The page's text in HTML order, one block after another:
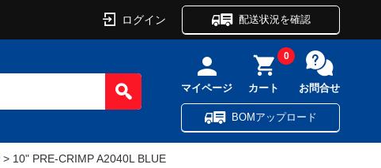
ログイン 配送状況を確認
マイページ カート
0
お問合せ
BOMアップロード
> 10" PRE-CRIMP A2040L BLUE